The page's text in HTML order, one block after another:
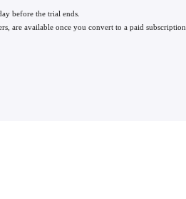
before the trial ends.
are available once you convert to a paid subscription.